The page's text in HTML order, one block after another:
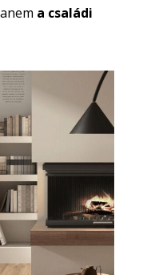
a családi